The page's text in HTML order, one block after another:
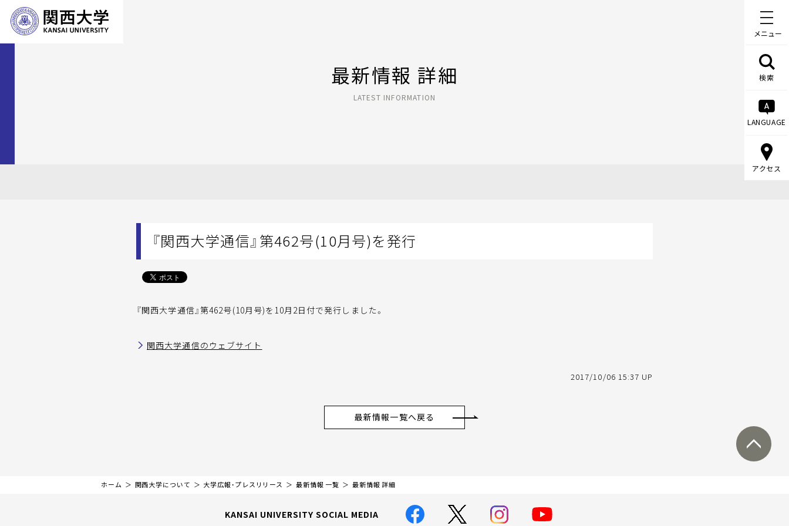
メニュー
検索
LANGUAGE
アクセス
最新情報 詳細
LATEST INFORMATION
『関西大学通信』第462号(10月号)を発行
『関西大学通信』第462号(10月号)を10月2日付で発行しました。
関西大学通信のウェブサイト
2017/10/06 15:37 UP
最新情報一覧へ戻る
ホーム 関西大学について 大学広報・プレスリリース 最新情報 一覧 最新情報 詳細
KANSAI UNIVERSITY SOCIAL MEDIA